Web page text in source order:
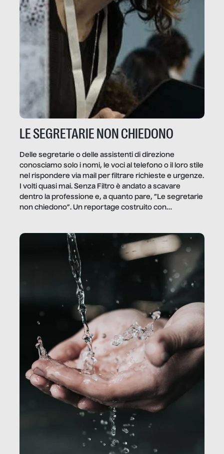
LE SEGRETARIE NON CHIEDONO
Delle segretarie o delle assistenti di direzione
conosciamo solo i nomi, le voci al telefono o il loro stile
nel rispondere via mail per filtrare richieste e urgenze.
I volti quasi mai. Senza Filtro è andato a scavare
dentro la professione e, a quanto pare, “Le segretarie
non chiedono”. Un reportage costruito con